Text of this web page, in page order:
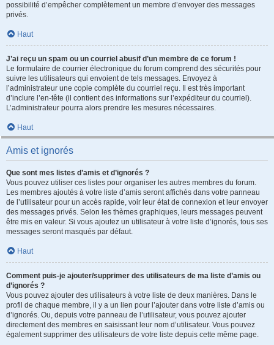
possibilité d’empêcher complètement un membre d’envoyer des messages
privés.
Haut
J’ai reçu un spam ou un courriel abusif d’un membre de ce forum !
Le formulaire de courrier électronique du forum comprend des sécurités pour
suivre les utilisateurs qui envoient de tels messages. Envoyez à
l’administrateur une copie complète du courriel reçu. Il est très important
d’inclure l’en-tête (il contient des informations sur l’expéditeur du courriel).
L’administrateur pourra alors prendre les mesures nécessaires.
Haut
Amis et ignorés
Que sont mes listes d’amis et d’ignorés ?
Vous pouvez utiliser ces listes pour organiser les autres membres du forum.
Les membres ajoutés à votre liste d’amis seront affichés dans votre panneau
de l’utilisateur pour un accès rapide, voir leur état de connexion et leur envoyer
des messages privés. Selon les thèmes graphiques, leurs messages peuvent
être mis en valeur. Si vous ajoutez un utilisateur à votre liste d’ignorés, tous ses
messages seront masqués par défaut.
Haut
Comment puis-je ajouter/supprimer des utilisateurs de ma liste d’amis ou
d’ignorés ?
Vous pouvez ajouter des utilisateurs à votre liste de deux manières. Dans le
profil de chaque membre, il y a un lien pour l’ajouter dans votre liste d’amis ou
d’ignorés. Ou, depuis votre panneau de l’utilisateur, vous pouvez ajouter
directement des membres en saisissant leur nom d’utilisateur. Vous pouvez
également supprimer des utilisateurs de votre liste depuis cette même page.